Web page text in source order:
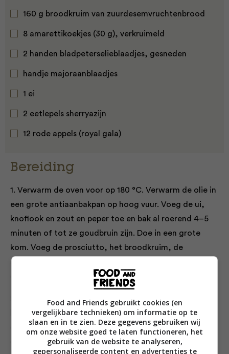
160 g broodkruim van zuurdesemvruchtenbrood
8 amarettikoekjes (30 g), verkruimeld
2 handen bladpeterselieblaadjes, gesneden
handje majoraanblaadjes
1 ei
2 eetlepels sherryazijn
12 rode appels (royal gala)
Bereiding
1. Verwarm de oven voor op 180 °C. Verwarm de olie in
een grote antiaanbakpan op hoog vuur. Voeg de ui,
knoflook en zout en peper toe en bak al roerend 4–5
minuten of tot ze goudbruin zijn. Doe in een grote
kom. Voeg de prosciutto, het broodkruim, de
amaretti, peterselie, majoraan, het ei en de azijn toe
en meng alles.
2. Bekleed een grote bakplaat met bakpapier. Snijd de
bovenkanten van de appels en zet apart. Verwijder met
een theelepel de klokhuizen en gooi ze weg; laat de
onderzijde van de appels intact. Vul de uitgeholde
Food and Friends gebruikt cookies (en
vergelijkbare technieken) om informatie op te
slaan en in te zien. Deze gegevens gebruiken wij
om onze website goed te laten functioneren, het
gebruik van de website te analyseren,
gepersonaliseerde content en advertenties te